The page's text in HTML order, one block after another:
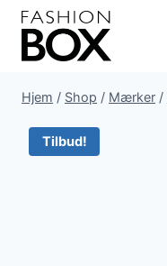
Fortsæt
indhold
Hjem / Shop / Mærker /
Tilbud!